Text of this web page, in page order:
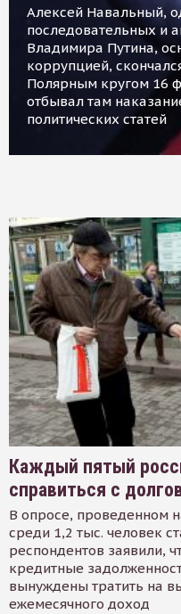
Алексей Навальный,
последовательных и
Владимира Путина,
коррупцией,
Полярным кругом 16
отбывал там
политических статей
Каждый пятый
справиться с
В опросе, проведенном
среди 1,2 тыс. человек
респондентов заявили,
кредитные
вынуждены тратить на
ежемесячного доход